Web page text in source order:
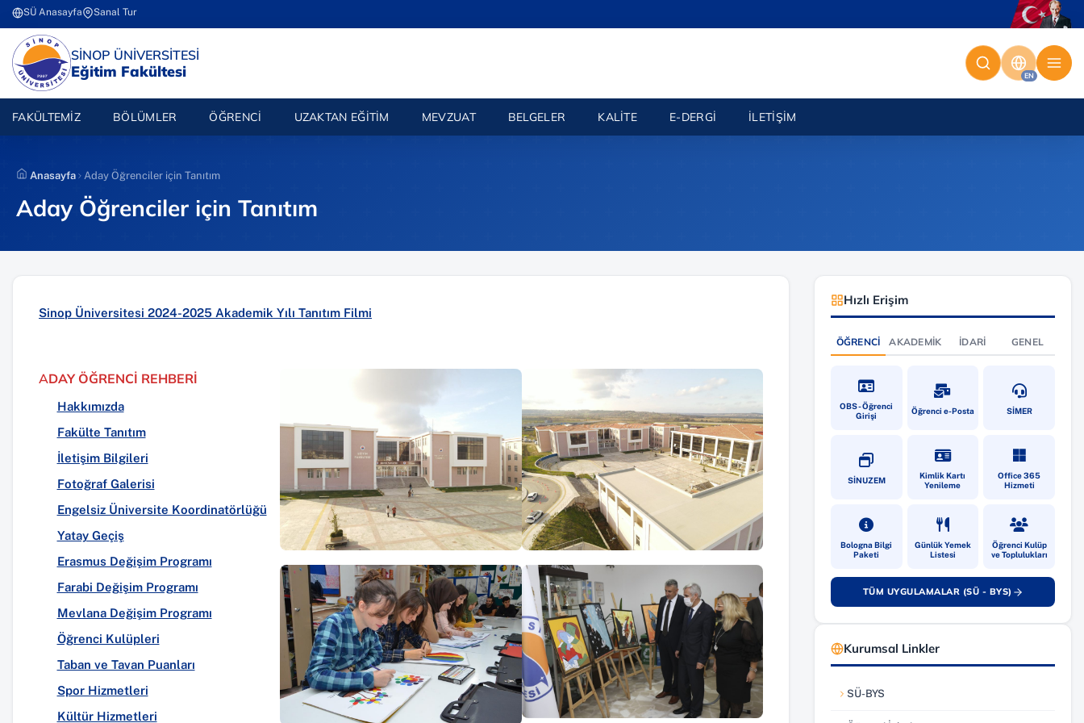
İçeriğe
atla
SÜ Anasayfa
(yeni sekmede açılır)
Sanal Tur
(yeni sekmede açılır)
SİNOP ÜNİVERSİTESİ(YENI SEKMEDE AÇILIR)
Eğitim Fakültesi EN
FAKÜLTEMIZ BÖLÜMLER ÖĞRENCI UZAKTAN EĞITIM MEVZUAT BELGELER KALITE E-DERGI İLETIŞIM
Anasayfa Aday Öğrenciler için Tanıtım
Aday Öğrenciler için Tanıtım
Sinop Üniversitesi 2024-2025 Akademik Yılı Tanıtım Filmi
ADAY ÖĞRENCİ REHBERİ
Hakkımızda
Fakülte Tanıtım
İletişim Bilgileri
Fotoğraf Galerisi
Engelsiz Üniversite Koordinatörlüğü
Yatay Geçiş
Erasmus Değişim Programı
Farabi Değişim Programı
Mevlana Değişim Programı
Öğrenci Kulüpleri
Taban ve Tavan Puanları
Spor Hizmetleri
Kültür Hizmetleri
Hızlı Erişim
ÖĞRENCI AKADEMIK İDARI GENEL
OBS - Öğrenci
Girişi
(yeni sekmede açılır)
Öğrenci e-Posta(yeni sekmede açılır)
SİMER(yeni
SİNUZEM(yeni sekmede açılır)
Kimlik Kartı
Yenileme
(yeni sekmede açılır)
Office 365
Hizmeti
(yeni
Bologna Bilgi
Paketi
(yeni sekmede açılır)
Günlük Yemek
Listesi
(yeni sekmede açılır)
Öğrenci Kulüp
ve Toplulukları
(yeni
TÜM UYGULAMALAR (SÜ - BYS)
(yeni sekmede açılır)
Kurumsal Linkler
SÜ-BYS
(yeni sekmede açılır)